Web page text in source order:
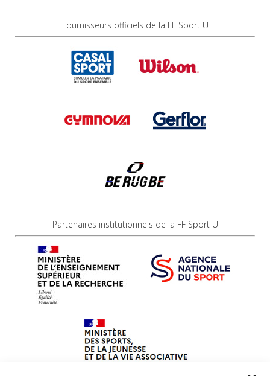
Fournisseurs officiels de la FF Sport U
Partenaires institutionnels de la FF Sport U